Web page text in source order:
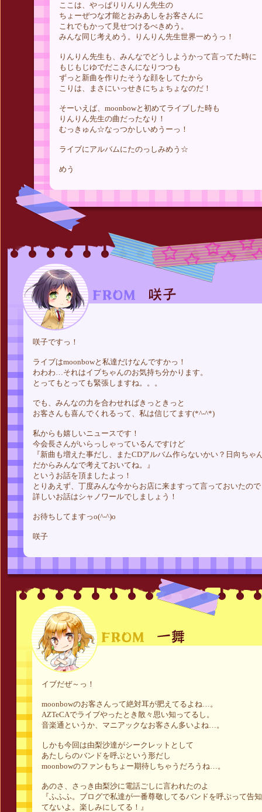
ここは、やっぱりりんりん先生の
ちょーぜつな才能とおみあしをお客さんに
これでもかって見せつけるべきめう。
みんな同じ考えめう。りんりん先生世界一めうっ！
りんりん先生も、みんなでどうしようかって言ってた時に
もじもじゆでだこさんになりつつも
ずっと新曲を作りたそうな顔をしてたから
こりは、まさにいっせきにちょちょなのだ！
そーいえば、moonbowと初めてライブした時も
りんりん先生の曲だったなり！
むっきゅん☆なっつかしいめうーっ！
ライブにアルバムにたのっしみめう☆
めう
咲子ですっ！
ライブはmoonbowと私達だけなんですかっ！
わわわ…それはイブちゃんのお気持ち分かります。
とってもとっても緊張しますね。。。
でも、みんなの力を合わせればきっときっと
お客さんも喜んでくれるって、私は信じてます(*^-^*)
私からも嬉しいニュースです！
今会長さんがいらっしゃっているんですけど
『新曲も増えた事だし、またCDアルバム作らないかい？日向ちゃ
だからみんなで考えておいてね。』
というお話を頂ましたよっ！
とりあえず、丁度みんな今からお店に来ますって言っておいたので
詳しいお話はシャノワールでしましょう！
お待ちしてますっo(^-^)o
咲子
イブだぜ～っ！
moonbowのお客さんって絶対耳が肥えてるよね…。
AZTeCAでライブやったとき散々思い知ってるし。
音楽通というか、マニアックなお客さん多いよね…。
しかも今回は由梨沙達がシークレットとして
あたしらのバンドを呼ぶという形だし
moonbowのファンもちょー期待しちゃうだろうね…。
あのさ、さっき由梨沙に電話ごしに言われたのよ
『ふふふ。ブログで私達が一番尊敬してるバンドを呼ぶって告
てないよ。楽しみにしてる！』